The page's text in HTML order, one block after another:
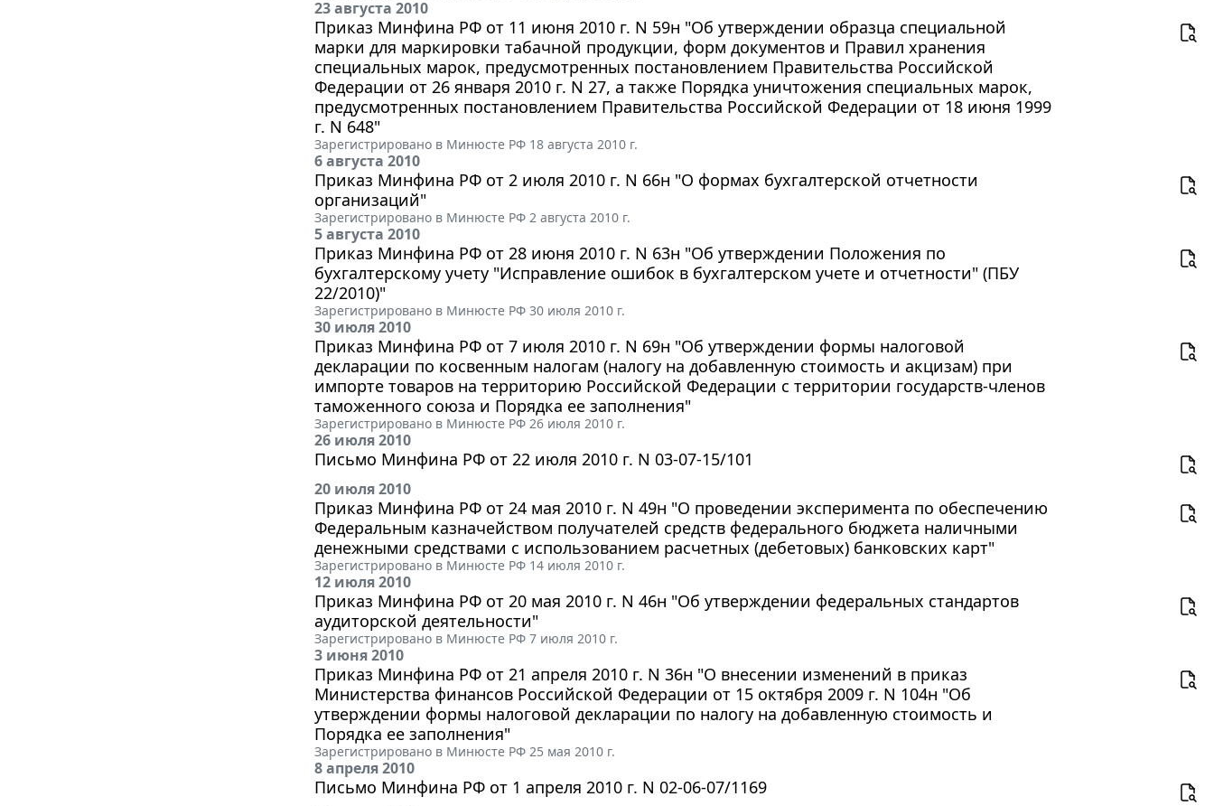
23 августа 2010
Приказ Минфина РФ от 11 июня 2010 г. N 59н "Об утверждении образца специальной
марки для маркировки табачной продукции, форм документов и Правил хранения
специальных марок, предусмотренных постановлением Правительства Российской
Федерации от 26 января 2010 г. N 27, а также Порядка уничтожения специальных марок,
предусмотренных постановлением Правительства Российской Федерации от 18 июня 1999
г. N 648"
Зарегистрировано в Минюсте РФ 18 августа 2010 г.
6 августа 2010
Приказ Минфина РФ от 2 июля 2010 г. N 66н "О формах бухгалтерской отчетности
организаций"
Зарегистрировано в Минюсте РФ 2 августа 2010 г.
5 августа 2010
Приказ Минфина РФ от 28 июня 2010 г. N 63н "Об утверждении Положения по
бухгалтерскому учету "Исправление ошибок в бухгалтерском учете и отчетности" (ПБУ
22/2010)"
Зарегистрировано в Минюсте РФ 30 июля 2010 г.
30 июля 2010
Приказ Минфина РФ от 7 июля 2010 г. N 69н "Об утверждении формы налоговой
декларации по косвенным налогам (налогу на добавленную стоимость и акцизам) при
импорте товаров на территорию Российской Федерации с территории государств-членов
таможенного союза и Порядка ее заполнения"
Зарегистрировано в Минюсте РФ 26 июля 2010 г.
26 июля 2010
Письмо Минфина РФ от 22 июля 2010 г. N 03-07-15/101
20 июля 2010
Приказ Минфина РФ от 24 мая 2010 г. N 49н "О проведении эксперимента по обеспечению
Федеральным казначейством получателей средств федерального бюджета наличными
денежными средствами с использованием расчетных (дебетовых) банковских карт"
Зарегистрировано в Минюсте РФ 14 июля 2010 г.
12 июля 2010
Приказ Минфина РФ от 20 мая 2010 г. N 46н "Об утверждении федеральных стандартов
аудиторской деятельности"
Зарегистрировано в Минюсте РФ 7 июля 2010 г.
3 июня 2010
Приказ Минфина РФ от 21 апреля 2010 г. N 36н "О внесении изменений в приказ
Министерства финансов Российской Федерации от 15 октября 2009 г. N 104н "Об
утверждении формы налоговой декларации по налогу на добавленную стоимость и
Порядка ее заполнения"
Зарегистрировано в Минюсте РФ 25 мая 2010 г.
8 апреля 2010
Письмо Минфина РФ от 1 апреля 2010 г. N 02-06-07/1169